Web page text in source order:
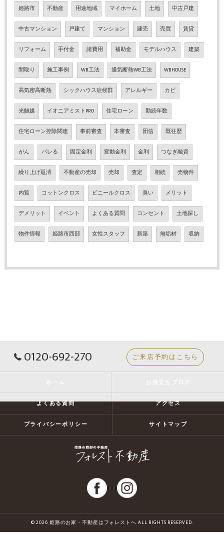
姫路市 不動産 用途地域 マイホーム 土地 中古戸建
中古マンション 戸建て マンション 建売 売買 賃貸
リフォーム 手付金 諸費用 補助金 モデルハウス 建築
間取り 施工事例 WB工法 通気断熱WB工法 WBHOUSE
高気密高断熱 シックハウス症候群 アレルギー カビ
光触媒 イオニアミストPRO 住宅ローン 勤続年数
住宅ローン控除関連 事前審査 本審査 団信 既往歴
がん バレる 固定金利 変動金利 金利 つなぎ融資
繰り上げ返済 不動産の売却 売却 査定 相続 売物件
内覧 コットンクロス ビニールクロス 臭い メリット
デメリット イベント よくある質問 コンセント 土地探し
物件情報 姫路市西部 女性スタッフ 新築 無垢材 収納
0120-692-270 ご来店予約はこちら
よくある質問 アクセス
プライバシーポリシー サイトマップ
© 2026 姫路のお家・不動産はフォレストへ ALL RIGHTS RESERVED.